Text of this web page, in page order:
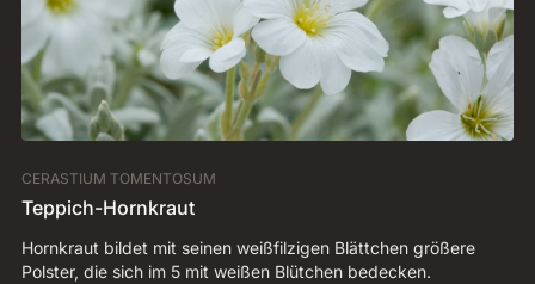
CERASTIUM TOMENTOSUM
Teppich-Hornkraut
Hornkraut bildet mit seinen weißfilzigen Blättchen größere
Polster, die sich im 5 mit weißen Blütchen bedecken.